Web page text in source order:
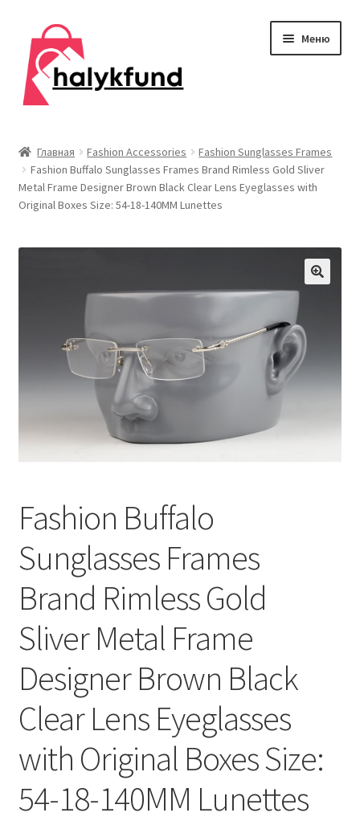
Перейти
навигации
Перейти
содержимому
Меню
меню
Главная
О нас
Одежда
Главная Fashion Accessories
Fashion Sunglasses Frames
Fashion Buffalo Sunglasses Frames Brand Rimless Gold Sliver
Metal Frame Designer Brown Black Clear Lens Eyeglasses with
Original Boxes Size: 54-18-140MM Lunettes
Fashion Buffalo
Sunglasses Frames
Brand Rimless Gold
Sliver Metal Frame
Designer Brown Black
Clear Lens Eyeglasses
with Original Boxes Size:
54-18-140MM Lunettes